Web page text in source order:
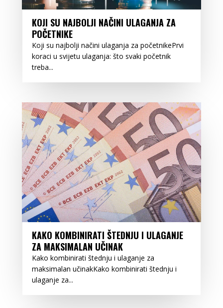
KOJI SU NAJBOLJI NAČINI ULAGANJA ZA
POČETNIKE
Koji su najbolji načini ulaganja za početnikePrvi
koraci u svijetu ulaganja: što svaki početnik
treba...
KAKO KOMBINIRATI ŠTEDNJU I ULAGANJE
ZA MAKSIMALAN UČINAK
Kako kombinirati štednju i ulaganje za
maksimalan učinakKako kombinirati štednju i
ulaganje za...